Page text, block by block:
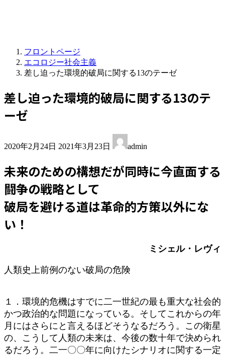
フロントページ
エコロジー社会主義
差し迫った環境的破局に関する13のテーゼ
差し迫った環境的破局に関する13のテ
ーゼ
2020年2月24日 終
新
時
:
2021年3月23日 admin
未来のための構想だが同時に今直面する
闘争の戦略として
破局を避ける道は革命的方策以外にな
い！
ミシェル・レヴィ
人類史上前例のない破局の危険
１．環境的危機はすでに二一世紀の最も重大な社会的
かつ政治的な問題になっている。そしてこれからの年
月にはさらにと言えるほどそうなるだろう。この衛星
の、こうして人類の未来は、今後の数十年で決められ
るだろう。二一〇〇年に向けたシナリオに関する一定